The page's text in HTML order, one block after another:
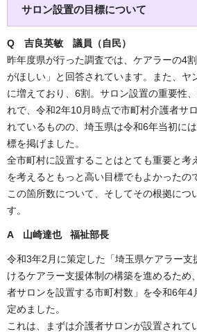
サロン設置の目標について
Q 吉良英敏 議員（自民）
昨年度県が行った調査では、ケアラーの4
がほしい」と回答されています。また、ヤ
に増えており、6割。サロン設置の重要性
れで、令和2年10月時点で市町村介護者サ
れているものの、埼玉県は令和6年当初に
標を掲げました。
全市町村に設置することはとても重要と考
を考えるともっと高い目標でもよかったの
この箇所数について、そしてその根拠につ
す。
A 山崎達也 福祉部長
令和3年2月に策定した「埼玉県ケアラー支
けるケアラー支援体制の構築を進めるため
者サロンを設置する市町村数」を令和6年4
定めました。
これは、まずは介護者サロンが設置されて